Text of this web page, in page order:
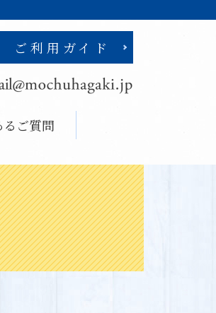
ご利用ガイド
るご質問